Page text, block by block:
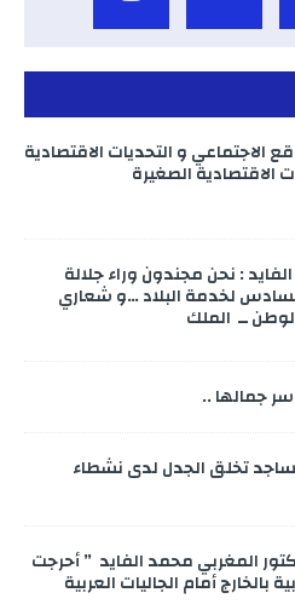
الاجتماعي و التحديات الاقتصادية
الصغيرة
: نحن مجندون وراء جلالة
لخدمة البلاد …و شعاري
الوطن ــ الملك
سر جمالها ..
تخلق الجدل لدى نشطاء
المغربي محمد الفايد ” أحرجت
بالخارج أمام الجاليات العربية